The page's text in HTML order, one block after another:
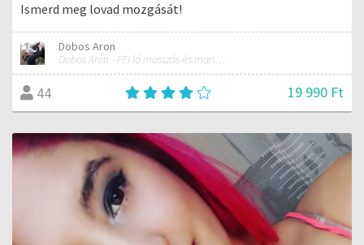
Ismerd meg lovad mozgását!
Dobos Aron
Dobos Áron - FEI ló masszás és manuálterapeuta
44 19 990 Ft